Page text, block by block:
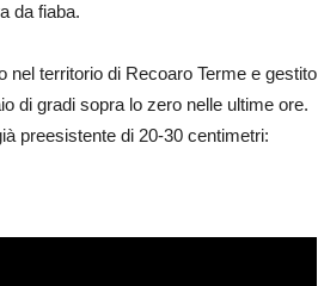
da fiaba.
nel territorio di Recoaro Terme e gestito
di gradi sopra lo zero nelle ultime ore.
preesistente di 20-30 centimetri: